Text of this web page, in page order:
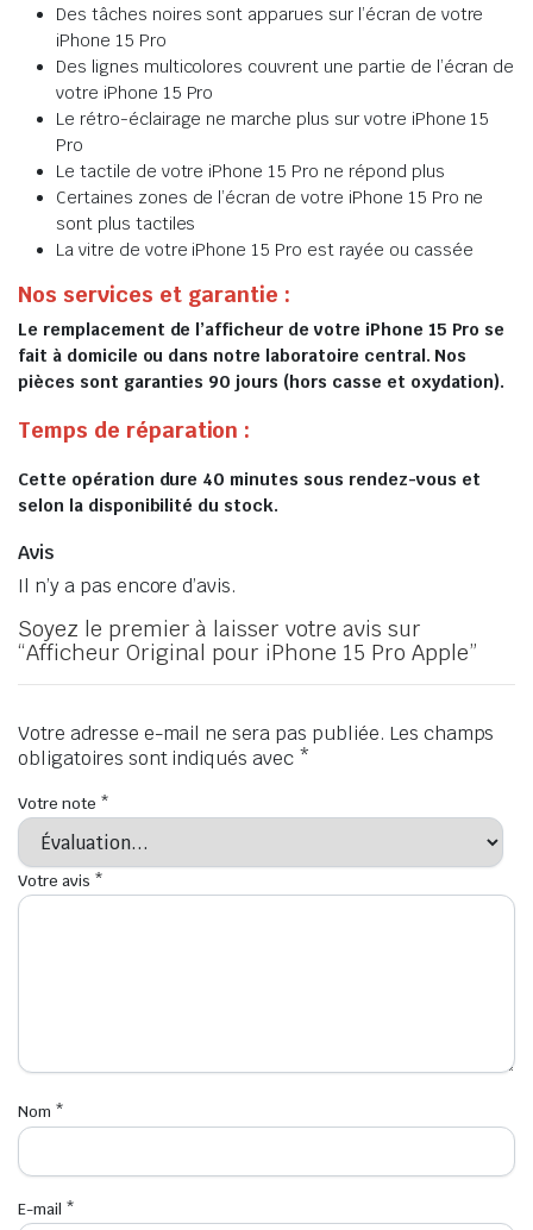
Des tâches noires sont apparues sur l’écran de votre
iPhone 15 Pro
Des lignes multicolores couvrent une partie de l’écran de
votre iPhone 15 Pro
Le rétro-éclairage ne marche plus sur votre iPhone 15
Pro
Le tactile de votre iPhone 15 Pro ne répond plus
Certaines zones de l’écran de votre iPhone 15 Pro ne
sont plus tactiles
La vitre de votre iPhone 15 Pro est rayée ou cassée
Nos services et garantie :
Le remplacement de l’afficheur de votre iPhone 15 Pro se
fait à domicile ou dans notre laboratoire central. Nos
pièces sont garanties 90 jours (hors casse et oxydation).
Temps de réparation :
Cette opération dure 40 minutes sous rendez-vous et
selon la disponibilité du stock.
Avis
Il n’y a pas encore d’avis.
Soyez le premier à laisser votre avis sur
“Afficheur Original pour iPhone 15 Pro Apple”
Votre adresse e-mail ne sera pas publiée. Les champs
obligatoires sont indiqués avec *
Votre note *
Votre avis *
Nom *
E-mail *